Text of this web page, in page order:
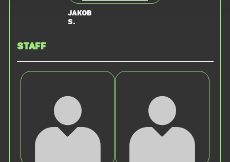
Jakob
S.
Staff